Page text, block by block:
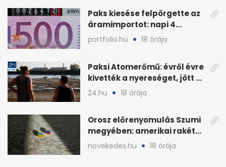
Paks kiesése felpörgette az
áramimportot: napi 4
milliárd forintos számla
portfolio.hu 18 órája
Paksi Atomerőmű: évről évre
kivették a nyereséget, jött a
baj
24.hu 18 órája
Orosz előrenyomulás Szumi
megyében: amerikai rakéták
is zsákmányként
novekedes.hu 18 órája